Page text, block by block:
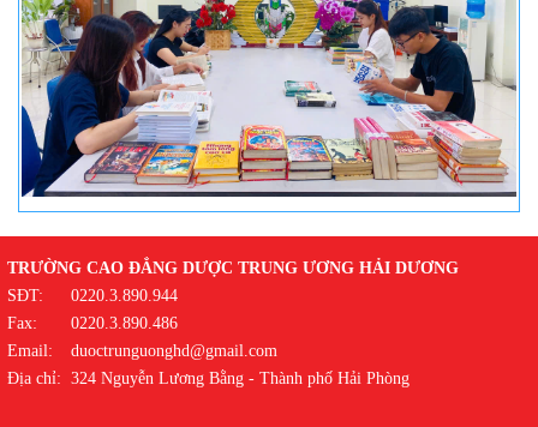
TRƯỜNG CAO ĐẲNG DƯỢC TRUNG ƯƠNG HẢI DƯƠNG
SĐT:
0220.3.890.944
Fax:
0220.3.890.486
Email:
duoctrunguonghd@gmail.com
Địa chỉ: 324 Nguyễn Lương Bằng - Thành phố Hải Phòng